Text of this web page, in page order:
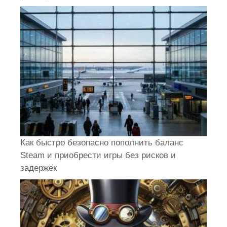
Как быстро безопасно пополнить баланс
Steam и приобрести игры без рисков и
задержек